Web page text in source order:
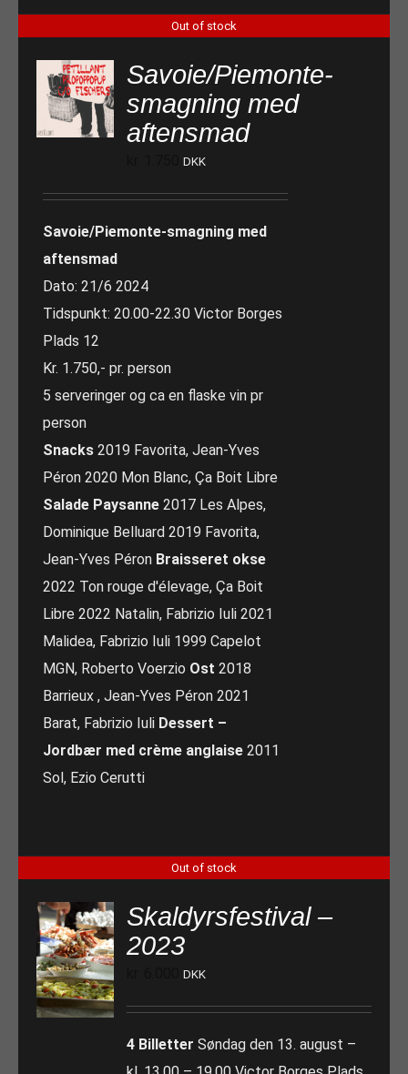
Out of stock
Savoie/Piemonte-
smagning med
aftensmad
DKK
Savoie/Piemonte-smagning med
aftensmad
Dato: 21/6 2024
Tidspunkt: 20.00-22.30 Victor Borges
Plads 12
Kr. 1.750,- pr. person
5 serveringer og ca en flaske vin pr
person
Snacks 2019 Favorita, Jean-Yves
Péron 2020 Mon Blanc, Ça Boit Libre
Salade Paysanne 2017 Les Alpes,
Dominique Belluard 2019 Favorita,
Jean-Yves Péron Braisseret okse
2022 Ton rouge d'élevage, Ça Boit
Libre 2022 Natalin, Fabrizio Iuli 2021
Malidea, Fabrizio Iuli 1999 Capelot
MGN, Roberto Voerzio Ost 2018
Barrieux , Jean-Yves Péron 2021
Barat, Fabrizio Iuli Dessert –
Jordbær med crème anglaise 2011
Sol, Ezio Cerutti
Out of stock
Skaldyrsfestival –
2023
DKK
4 Billetter Søndag den 13. august –